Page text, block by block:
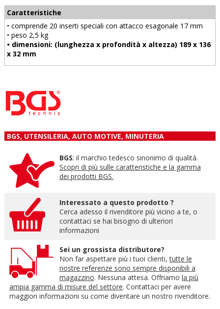
Caratteristiche
• comprende 20 inserti speciali con attacco esagonale 17 mm
• peso 2,5 kg
• dimensioni: (lunghezza x profondità x altezza) 189 x 136
x 32 mm
BGS, UTENSILERIA, AUTO MOTIVE, MINUTERIA
BGS: il marchio tedesco sinonimo di qualità.
Scopri di più sulle caratteristiche e la gamma
dei prodotti BGS.
Interessato a questo prodotto ?
Cerca adesso il rivenditore più vicino a te, o
contattaci se hai bisogno di ulteriori
informazioni
Sei un grossista distributore?
Non far aspettare più i tuoi clienti,tutte le
nostre referenze sono sempre disponibili a
magazzino. Nessuna attesa. Offriamo la più
ampia gamma di misure del settore. Contattaci per avere
maggiori informazioni su come diventare un nostro rivenditore.